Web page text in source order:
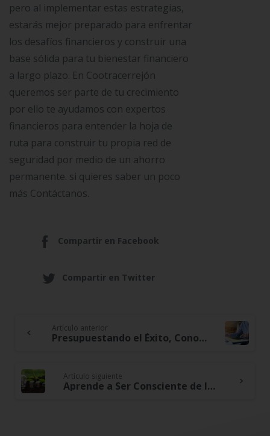
pero al implementar estas estrategias,
estarás mejor preparado para enfrentar
los desafíos financieros y construir una
base sólida para tu bienestar financiero
a largo plazo. En Cootracerrejón
queremos ser parte de tu crecimiento
por ello te ayudamos con expertos
financieros para entender la hoja de
ruta para construir tu propia red de
seguridad por medio de un ahorro
permanente. si quieres saber un poco
más Contáctanos.
Compartir en Facebook
Compartir en Twitter
Continue
Reading
Artículo anterior
Presupuestando el Éxito, Conoce Como Alcanzar una Salud Financiera Óptima
Artículo siguiente
Aprende a Ser Consciente de la Relación Entre Tus Decisiones Financieras Personales y El Medio Ambiente